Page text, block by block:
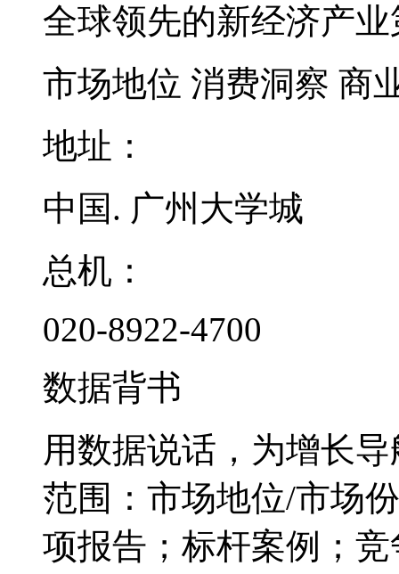
全球领先的新经济产
市场地位 消费洞察 商
地址：
中国. 广州大学城
总机：
020-8922-4700
数据背书
用数据说话，为增长导
范围：市场地位/市场
项报告；标杆案例；